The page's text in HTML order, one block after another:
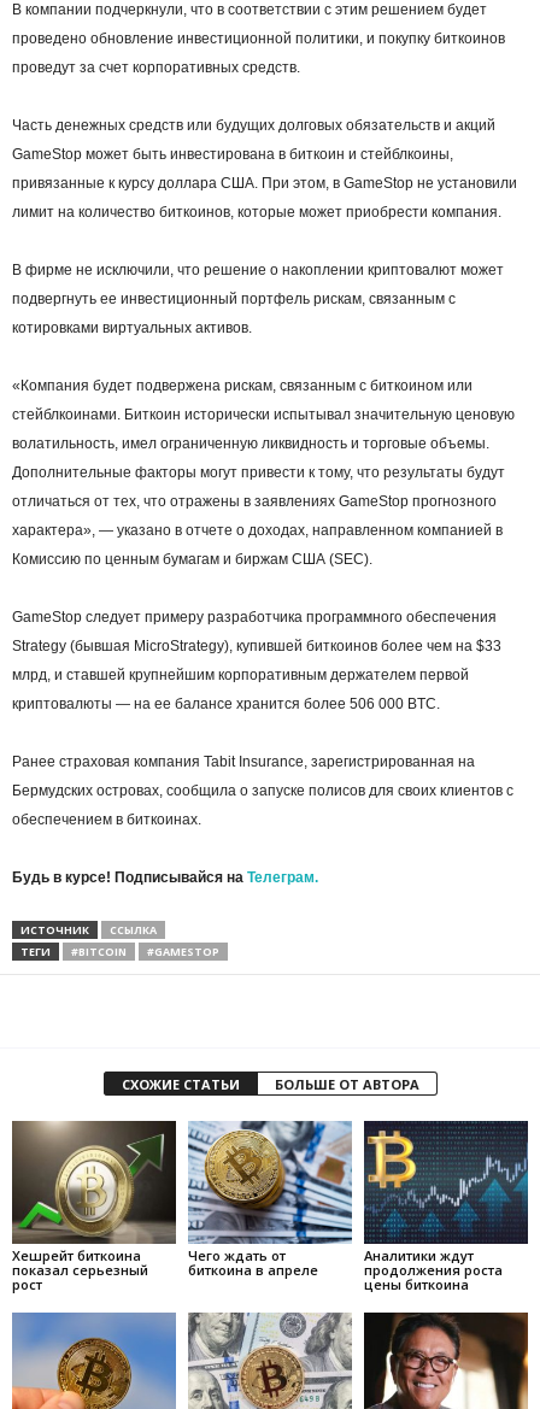
В компании подчеркнули, что в соответствии с этим решением будет
проведено обновление инвестиционной политики, и покупку биткоинов
проведут за счет корпоративных средств.
Часть денежных средств или будущих долговых обязательств и акций
GameStop может быть инвестирована в биткоин и стейблкоины,
привязанные к курсу доллара США. При этом, в GameStop не установили
лимит на количество биткоинов, которые может приобрести компания.
В фирме не исключили, что решение о накоплении криптовалют может
подвергнуть ее инвестиционный портфель рискам, связанным с
котировками виртуальных активов.
«Компания будет подвержена рискам, связанным с биткоином или
стейблкоинами. Биткоин исторически испытывал значительную ценовую
волатильность, имел ограниченную ликвидность и торговые объемы.
Дополнительные факторы могут привести к тому, что результаты будут
отличаться от тех, что отражены в заявлениях GameStop прогнозного
характера», — указано в отчете о доходах, направленном компанией в
Комиссию по ценным бумагам и биржам США (SEC).
GameStop следует примеру разработчика программного обеспечения
Strategy (бывшая MicroStrategy), купившей биткоинов более чем на $33
млрд, и ставшей крупнейшим корпоративным держателем первой
криптовалюты — на ее балансе хранится более 506 000 BTC.
Ранее страховая компания Tabit Insurance, зарегистрированная на
Бермудских островах, сообщила о запуске полисов для своих клиентов с
обеспечением в биткоинах.
Будь в курсе! Подписывайся на Телеграм.
ИСТОЧНИК
ССЫЛКА
ТЕГИ
#BITCOIN #GAMESTOP
СХОЖИЕ СТАТЬИ БОЛЬШЕ ОТ АВТОРА
Хешрейт биткоина
показал серьезный
рост
Чего ждать от
биткоина в апреле
Аналитики ждут
продолжения роста
цены биткоина